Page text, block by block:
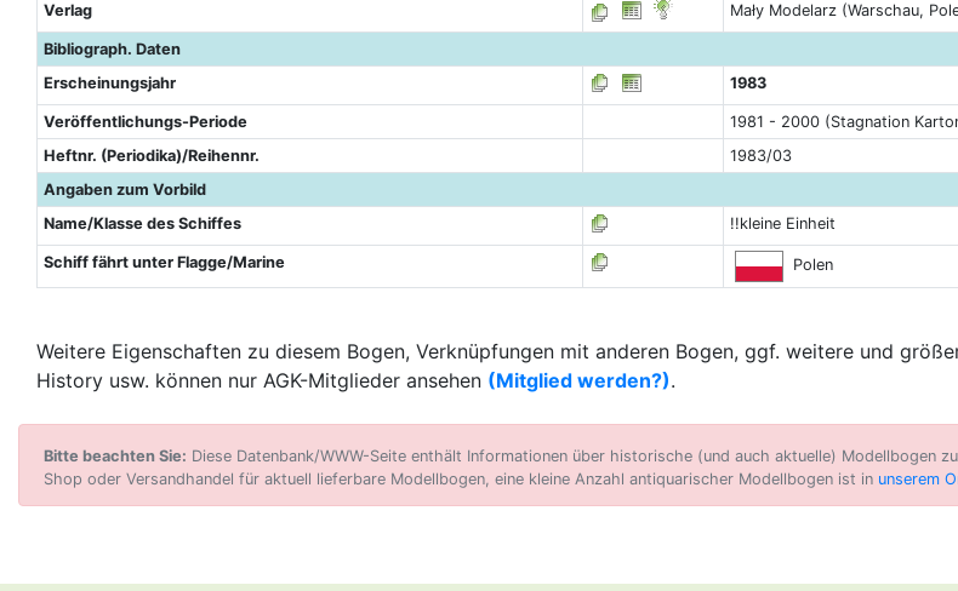
Verlag Mały Modelarz (Warschau,
Bibliograph. Daten
Erscheinungsjahr
1983
Veröffentlichungs-Periode
1981 - 2000 (Stagnation
Heftnr. (Periodika)/Reihennr.
1983/03
Angaben zum Vorbild
Name/Klasse des Schiffes
!!kleine Einheit
Schiff fährt unter Flagge/Marine Polen
Weitere Eigenschaften zu diesem Bogen, Verknüpfungen mit anderen Bogen, ggf. weitere und
History usw. können nur AGK-Mitglieder ansehen (Mitglied werden?).
Bitte beachten Sie: Diese Datenbank/WWW-Seite enthält Informationen über historische (und auch aktuelle) Modellbogen
Shop oder Versandhandel für aktuell lieferbare Modellbogen, eine kleine Anzahl antiquarischer Modellbogen ist in unserem